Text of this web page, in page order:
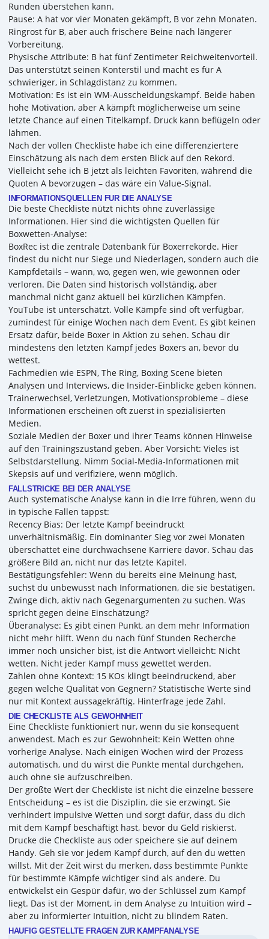
Runden überstehen kann.
Pause: A hat vor vier Monaten gekämpft, B vor zehn Monaten.
Ringrost für B, aber auch frischere Beine nach längerer
Vorbereitung.
Physische Attribute: B hat fünf Zentimeter Reichweitenvorteil.
Das unterstützt seinen Konterstil und macht es für A
schwieriger, in Schlagdistanz zu kommen.
Motivation: Es ist ein WM-Ausscheidungskampf. Beide haben
hohe Motivation, aber A kämpft möglicherweise um seine
letzte Chance auf einen Titelkampf. Druck kann beflügeln oder
lähmen.
Nach der vollen Checkliste habe ich eine differenziertere
Einschätzung als nach dem ersten Blick auf den Rekord.
Vielleicht sehe ich B jetzt als leichten Favoriten, während die
Quoten A bevorzugen – das wäre ein Value-Signal.
INFORMATIONSQUELLEN FÜR DIE ANALYSE
Die beste Checkliste nützt nichts ohne zuverlässige
Informationen. Hier sind die wichtigsten Quellen für
Boxwetten-Analyse:
BoxRec ist die zentrale Datenbank für Boxerrekorde. Hier
findest du nicht nur Siege und Niederlagen, sondern auch die
Kampfdetails – wann, wo, gegen wen, wie gewonnen oder
verloren. Die Daten sind historisch vollständig, aber
manchmal nicht ganz aktuell bei kürzlichen Kämpfen.
YouTube ist unterschätzt. Volle Kämpfe sind oft verfügbar,
zumindest für einige Wochen nach dem Event. Es gibt keinen
Ersatz dafür, beide Boxer in Aktion zu sehen. Schau dir
mindestens den letzten Kampf jedes Boxers an, bevor du
wettest.
Fachmedien wie ESPN, The Ring, Boxing Scene bieten
Analysen und Interviews, die Insider-Einblicke geben können.
Trainerwechsel, Verletzungen, Motivationsprobleme – diese
Informationen erscheinen oft zuerst in spezialisierten
Medien.
Soziale Medien der Boxer und ihrer Teams können Hinweise
auf den Trainingszustand geben. Aber Vorsicht: Vieles ist
Selbstdarstellung. Nimm Social-Media-Informationen mit
Skepsis auf und verifiziere, wenn möglich.
FALLSTRICKE BEI DER ANALYSE
Auch systematische Analyse kann in die Irre führen, wenn du
in typische Fallen tappst:
Recency Bias: Der letzte Kampf beeindruckt
unverhältnismäßig. Ein dominanter Sieg vor zwei Monaten
überschattet eine durchwachsene Karriere davor. Schau das
größere Bild an, nicht nur das letzte Kapitel.
Bestätigungsfehler: Wenn du bereits eine Meinung hast,
suchst du unbewusst nach Informationen, die sie bestätigen.
Zwinge dich, aktiv nach Gegenargumenten zu suchen. Was
spricht gegen deine Einschätzung?
Überanalyse: Es gibt einen Punkt, an dem mehr Information
nicht mehr hilft. Wenn du nach fünf Stunden Recherche
immer noch unsicher bist, ist die Antwort vielleicht: Nicht
wetten. Nicht jeder Kampf muss gewettet werden.
Zahlen ohne Kontext: 15 KOs klingt beeindruckend, aber
gegen welche Qualität von Gegnern? Statistische Werte sind
nur mit Kontext aussagekräftig. Hinterfrage jede Zahl.
DIE CHECKLISTE ALS GEWOHNHEIT
Eine Checkliste funktioniert nur, wenn du sie konsequent
anwendest. Mach es zur Gewohnheit: Kein Wetten ohne
vorherige Analyse. Nach einigen Wochen wird der Prozess
automatisch, und du wirst die Punkte mental durchgehen,
auch ohne sie aufzuschreiben.
Der größte Wert der Checkliste ist nicht die einzelne bessere
Entscheidung – es ist die Disziplin, die sie erzwingt. Sie
verhindert impulsive Wetten und sorgt dafür, dass du dich
mit dem Kampf beschäftigt hast, bevor du Geld riskierst.
Drucke die Checkliste aus oder speichere sie auf deinem
Handy. Geh sie vor jedem Kampf durch, auf den du wetten
willst. Mit der Zeit wirst du merken, dass bestimmte Punkte
für bestimmte Kämpfe wichtiger sind als andere. Du
entwickelst ein Gespür dafür, wo der Schlüssel zum Kampf
liegt. Das ist der Moment, in dem Analyse zu Intuition wird –
aber zu informierter Intuition, nicht zu blindem Raten.
HÄUFIG GESTELLTE FRAGEN ZUR KAMPFANALYSE